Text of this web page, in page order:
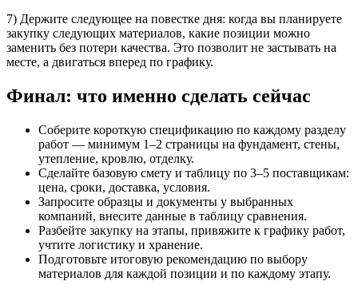
7) Держите следующее на повестке дня: когда вы планируете
закупку следующих материалов, какие позиции можно
заменить без потери качества. Это позволит не застывать на
месте, а двигаться вперед по графику.
Финал: что именно сделать сейчас
Соберите короткую спецификацию по каждому разделу
работ — минимум 1–2 страницы на фундамент, стены,
утепление, кровлю, отделку.
Сделайте базовую смету и таблицу по 3–5 поставщикам:
цена, сроки, доставка, условия.
Запросите образцы и документы у выбранных
компаний, внесите данные в таблицу сравнения.
Разбейте закупку на этапы, привяжите к графику работ,
учтите логистику и хранение.
Подготовьте итоговую рекомендацию по выбору
материалов для каждой позиции и по каждому этапу.